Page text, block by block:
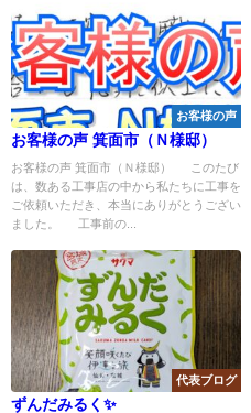
お客様の声
お客様の声 箕面市（Ｎ様邸）
お客様の声 箕面市（Ｎ様邸） このたび
は、数ある工事店の中から私たちに工事を
ご依頼いただき、本当にありがとうござい
ました。 工事前の...
代表ブログ
ずんだみるく✨